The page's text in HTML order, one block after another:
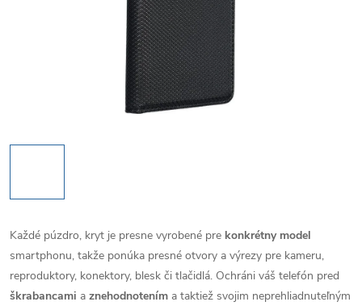
Každé púzdro, kryt je presne vyrobené pre konkrétny model
smartphonu, takže ponúka presné otvory a výrezy pre kameru,
reproduktory, konektory, blesk či tlačidlá. Ochráni váš telefón pred
škrabancami a znehodnotením a taktiež svojim neprehliadnuteľným